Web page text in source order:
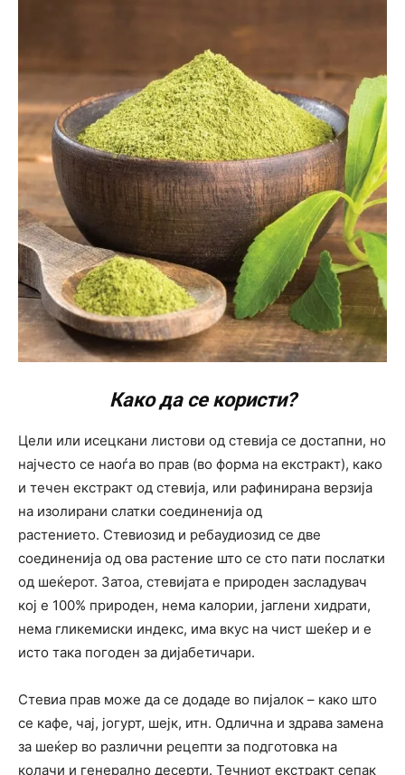
Како да се користи?
Цели или исецкани листови од стевија се достапни, но
најчесто се наоѓа во прав (во форма на екстракт), како
и течен екстракт од стевија, или рафинирана верзија
на изолирани слатки соединенија од
растението. Стевиозид и ребаудиозид се две
соединенија од ова растение што се сто пати послатки
од шеќерот. Затоа, стевијата е природен засладувач
кој е 100% природен, нема калории, јаглени хидрати,
нема гликемиски индекс, има вкус на чист шеќер и е
исто така погоден за дијабетичари.
Стевиа прав може да се додаде во пијалок – како што
се кафе, чај, јогурт, шејк, итн. Одлична и здрава замена
за шеќер во различни рецепти за подготовка на
колачи и генерално десерти. Течниот екстракт сепак